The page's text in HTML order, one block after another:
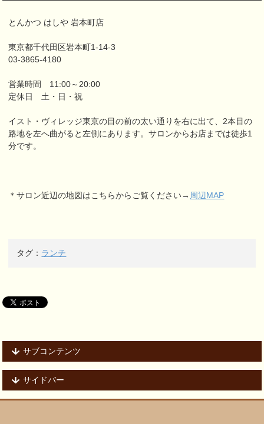
とんかつ はしや 岩本町店
東京都千代田区岩本町1-14-3
03-3865-4180
営業時間 11:00～20:00
定休日 土・日・祝
イスト・ヴィレッジ東京の目の前の太い通りを右に出て、2本目の
路地を左へ曲がると左側にあります。サロンからお店までは徒歩1
分です。
＊サロン近辺の地図はこちらからご覧ください→ 周辺MAP
タグ： ランチ
サブコンテンツ
サイドバー